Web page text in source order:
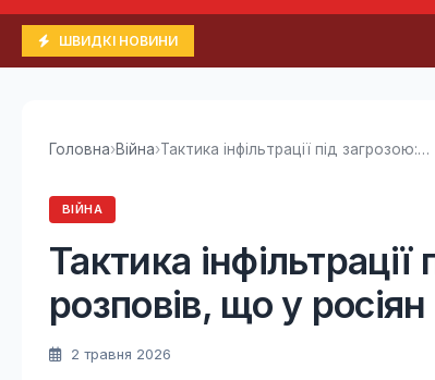
ШВИДКІ НОВИНИ
Головна›Війна› Тактика інфільтрації під загрозою: військовий...
ВІЙНА
Тактика
розповів, що у
2 травня 2026